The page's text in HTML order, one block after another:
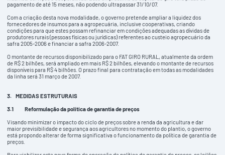
pagamento de até 15 meses, não podendo ultrapassar 31/10/07.
Com a criação desta nova modalidade, o governo pretende ampliar a liquidez dos
fornecedores de insumos para a agropecuária, inclusive cooperativas, criando
condições para que estes possam refinanciar em condições adequadas as dívidas de
produtores rurais (pessoas físicas ou jurídicas) referentes ao custeio agropecuário da
safra 2005-2006 e financiar a safra 2006-2007.
O montante de recursos disponibilizado para o FAT GIRO RURAL, atualmente da ordem
de R$ 2 bilhões, será ampliado em mais R$ 2 bilhões, elevando o montante de recursos
disponíveis para R$ 4 bilhões. O prazo final para contratação em todas as modalidades
da linha será 31 março de 2007.
3.MEDIDAS ESTRUTURAIS
3.1Reformulação da política de garantia de preços
Visando minimizar o impacto do ciclo de preços sobre a renda da agricultura e dar
maior previsibilidade e segurança aos agricultores no momento do plantio, o governo
está propondo alterar de forma significativa o funcionamento da política de garantia de
preços.